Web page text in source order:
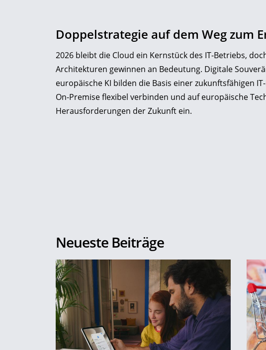
Doppelstrategie auf dem Weg zum
2026 bleibt die Cloud ein Kernstück des IT-Betriebs,
Architekturen gewinnen an Bedeutung. Digitale
europäische KI bilden die Basis einer zukunftsfähigen
On-Premise flexibel verbinden und auf europäische
Herausforderungen der Zukunft ein.
Neueste Beiträge